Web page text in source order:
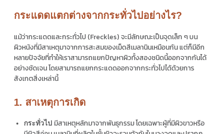
กระแดดแตกต่างจากกระทั่วไปอย่างไร?
แม้ว่ากระแดดและกระทั่วไป (Freckles) จะมีลักษณะเป็นจุดเล็ก ๆ บน
ผิวหนังที่มีสาเหตุมาจากการสะสมของเม็ดสีเมลานินเหมือนกัน แต่ก็มีอีก
หลายปัจจัยที่ทำให้เราสามารถแยกปัญหาผิวทั้งสองชนิดนี้ออกจากกันได้
อย่างชัดเจน โดยสามารถแยกกระแดดออกจากกระทั่วไปได้ด้วยการ
สังเกตสิ่งเหล่านี้
1. สาเหตุการเกิด
กระทั่วไป มีสาเหตุหลักมาจากพันธุกรรม โดยเฉพาะผู้ที่มีผิวขาวหรือ